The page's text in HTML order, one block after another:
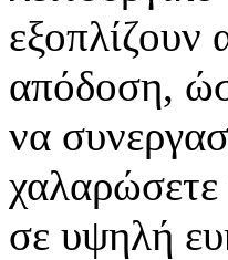
απόδοση,
να
χαλαρώσετε
σε υψηλή